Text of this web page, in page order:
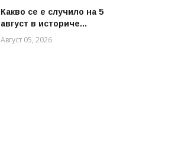
Какво се е случило на 5
август в историче...
Август 05, 2026